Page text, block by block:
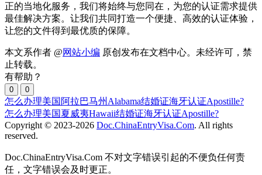
正的当地化服务，我们将始终与您同在，为您的认证需求提供
最佳解决方案。让我们共同打造一个便捷、高效的认证体验，
让您的文件得到最优质的保障。
本文系作者 @网站小编 原创发布在文档中心。未经许可，禁
止转载。
有帮助？
0 0
怎么办理美国阿拉巴马州Alabama结婚证海牙认证Apostille?
怎么办理美国夏威夷Hawaii结婚证海牙认证Apostille?
Copyright © 2023-2026 Doc.ChinaEntryVisa.Com. All rights
reserved.
Doc.ChinaEntryVisa.Com 不对文字错误引起的不便负任何责
任，文字错误会及时更正。